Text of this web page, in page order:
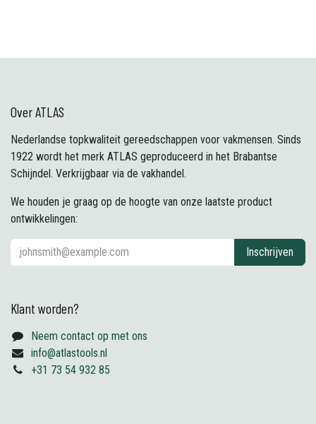
Over ATLAS
Nederlandse topkwaliteit gereedschappen voor vakmensen. Sinds
1922 wordt het merk ATLAS geproduceerd in het Brabantse
Schijndel. Verkrijgbaar via de vakhandel.
We houden je graag op de hoogte van onze laatste product
ontwikkelingen:
Inschrijven
Klant worden?
Neem contact op met ons
info@atlastools.nl
+31 73 54 932 85